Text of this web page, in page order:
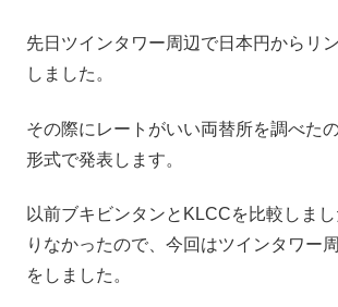
先日ツインタワー周辺で日本円からリ
しました。
その際にレートがいい両替所を調べた
形式で発表します。
以前ブキビンタンとKLCCを比較しま
りなかったので、今回はツインタワー
をしました。